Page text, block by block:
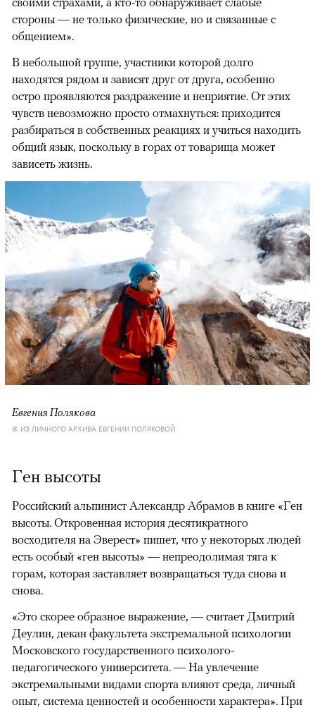
стороны — не только физические, но и связанные с
общением».
В небольшой группе, участники которой долго
находятся рядом и зависят друг от друга, особенно
остро проявляются раздражение и неприятие. От этих
чувств невозможно просто отмахнуться: приходится
разбираться в собственных реакциях и учиться находить
общий язык, поскольку в горах от товарища может
зависеть жизнь.
Евгения Полякова
© ИЗ ЛИЧНОГО АРХИВА ЕВГЕНИИ ПОЛЯКОВОЙ
Ген высоты
Российский альпинист Александр Абрамов в книге «Ген
высоты. Откровенная история десятикратного
восходителя на Эверест» пишет, что у некоторых людей
есть особый «ген высоты» — непреодолимая тяга к
горам, которая заставляет возвращаться туда снова и
снова.
«Это скорее образное выражение, — считает Дмитрий
Деулин, декан факультета экстремальной психологии
Московского государственного психолого-
педагогического университета. — На увлечение
экстремальными видами спорта влияют среда, личный
опыт, система ценностей и особенности характера». При